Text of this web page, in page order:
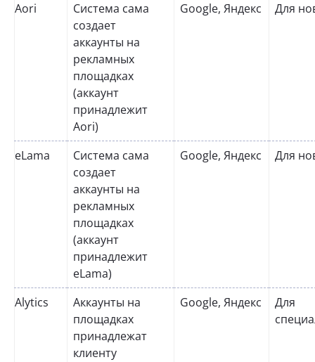
Aori
Система сама
создает
аккаунты на
рекламных
площадках
(аккаунт
принадлежит
Aori)
Google, Яндекс Для
eLama
Система сама
создает
аккаунты на
рекламных
площадках
(аккаунт
принадлежит
eLama)
Google, Яндекс Для
Alytics
Аккаунты на
площадках
принадлежат
клиенту
Google, Яндекс
Для